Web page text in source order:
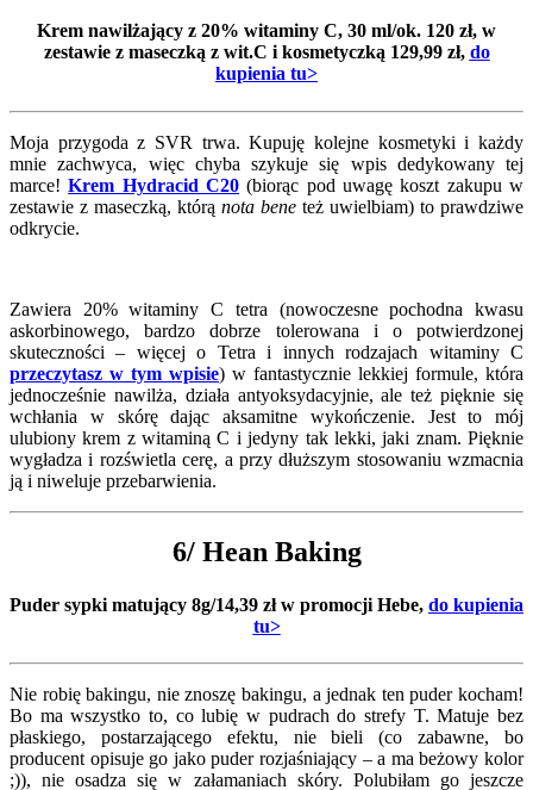
Krem nawilżający z 20% witaminy C, 30 ml/ok. 120 zł, w
zestawie z maseczką z wit.C i kosmetyczką 129,99 zł, do
kupienia tu>
Moja przygoda z SVR trwa. Kupuję kolejne kosmetyki i każdy
mnie zachwyca, więc chyba szykuje się wpis dedykowany tej
marce!Krem Hydracid C20 (biorąc pod uwagę koszt zakupu w
zestawie z maseczką, którą nota bene też uwielbiam) to prawdziwe
odkrycie.
Zawiera 20% witaminy C tetra (nowoczesne pochodna kwasu
askorbinowego, bardzo dobrze tolerowana i o potwierdzonej
skuteczności – więcej o Tetra i innych rodzajach witaminy C
przeczytasz w tym wpisie) w fantastycznie lekkiej formule, która
jednocześnie nawilża, działa antyoksydacyjnie, ale też pięknie się
wchłania w skórę dając aksamitne wykończenie. Jest to mój
ulubiony krem z witaminą C i jedyny tak lekki, jaki znam. Pięknie
wygładza i rozświetla cerę, a przy dłuższym stosowaniu wzmacnia
ją i niweluje przebarwienia.
6/ Hean Baking
Puder sypki matujący 8g/14,39 zł w promocji Hebe, do kupienia
tu>
Nie robię bakingu, nie znoszę bakingu, a jednak ten puder kocham!
Bo ma wszystko to, co lubię w pudrach do strefy T. Matuje bez
płaskiego, postarzającego efektu, nie bieli (co zabawne, bo
producent opisuje go jako puder rozjaśniający – a ma beżowy kolor
;)), nie osadza się w załamaniach skóry. Polubiłam go jeszcze